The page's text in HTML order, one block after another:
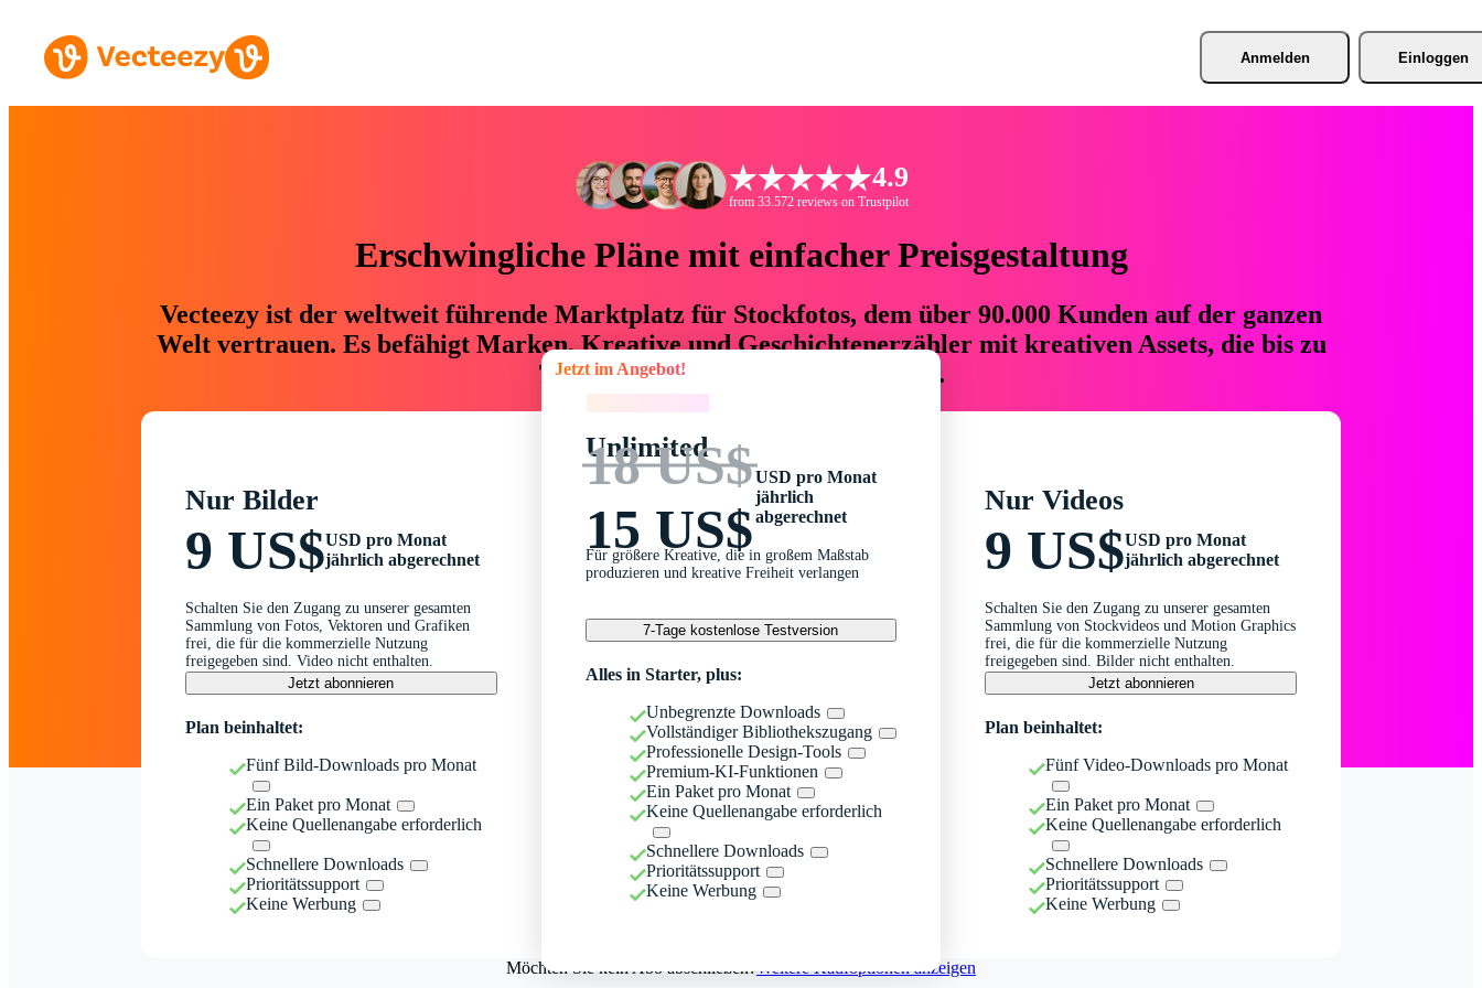
Anmelden Einloggen
4.9
from 33.572 reviews on Trustpilot
Erschwingliche Pläne mit einfacher Preisgestaltung
Vecteezy ist der weltweit führende Marktplatz für Stockfotos, dem über 90.000 Kunden auf der ganzen
Welt vertrauen. Es befähigt Marken, Kreative und Geschichtenerzähler mit kreativen Assets, die bis zu
76 % an Zeit und Budget einsparen.
Nur Bilder
9 US$USD pro Monat
jährlich abgerechnet
Schalten Sie den Zugang zu unserer gesamten
Sammlung von Fotos, Vektoren und Grafiken
frei, die für die kommerzielle Nutzung
freigegeben sind. Video nicht enthalten.
Jetzt abonnieren
Plan beinhaltet:
Fünf Bild-Downloads pro Monat
Ein Paket pro Monat
Keine Quellenangabe erforderlich
Schnellere Downloads
Prioritätssupport
Keine Werbung
Jetzt im Angebot!
Unlimited
18 US$
15 US$
USD pro Monat
jährlich
abgerechnet
Für größere Kreative, die in großem Maßstab
produzieren und kreative Freiheit verlangen
7-Tage kostenlose Testversion
Alles in Starter, plus:
Unbegrenzte Downloads
Vollständiger Bibliothekszugang
Professionelle Design-Tools
Premium-KI-Funktionen
Ein Paket pro Monat
Keine Quellenangabe erforderlich
Schnellere Downloads
Prioritätssupport
Keine Werbung
Nur Videos
9 US$USD pro Monat
jährlich abgerechnet
Schalten Sie den Zugang zu unserer gesamten
Sammlung von Stockvideos und Motion Graphics
frei, die für die kommerzielle Nutzung
freigegeben sind. Bilder nicht enthalten.
Jetzt abonnieren
Plan beinhaltet:
Fünf Video-Downloads pro Monat
Ein Paket pro Monat
Keine Quellenangabe erforderlich
Schnellere Downloads
Prioritätssupport
Keine Werbung
Möchten Sie kein Abo abschließen?Weitere Kaufoptionen anzeigen